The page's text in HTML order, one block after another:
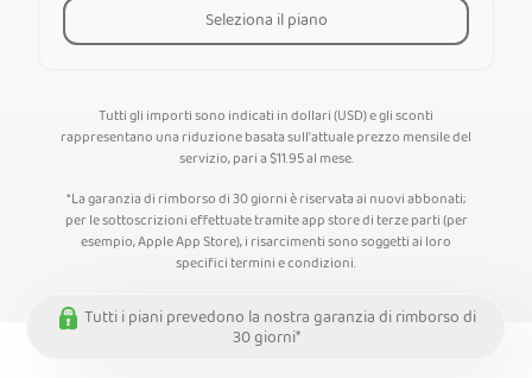
Seleziona il piano
Tutti gli importi sono indicati in dollari (USD) e gli sconti
rappresentano una riduzione basata sull'attuale prezzo mensile del
servizio, pari a$11.95al mese.
*La garanzia di rimborso di 30 giorni è riservata ai nuovi abbonati;
per le sottoscrizioni effettuate tramite app store di terze parti (per
esempio, Apple App Store), i risarcimenti sono soggetti ai loro
specifici termini e condizioni.
Tutti i piani prevedono la nostra garanzia di rimborso di
30 giorni*